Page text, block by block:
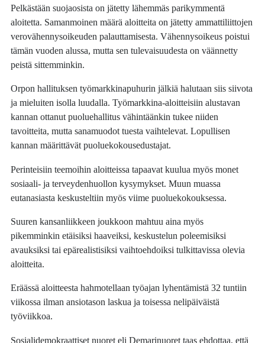
Pelkästään suojaosista on jätetty lähemmäs parikymmentä
aloitetta. Samanmoinen määrä aloitteita on jätetty ammattiliittojen
verovähennysoikeuden palauttamisesta. Vähennysoikeus poistui
tämän vuoden alussa, mutta sen tulevaisuudesta on väännetty
peistä sittemminkin.
Orpon hallituksen työmarkkinapuhurin jälkiä halutaan siis siivota
ja mieluiten isolla luudalla. Työmarkkina-aloitteisiin alustavan
kannan ottanut puoluehallitus vähintäänkin tukee niiden
tavoitteita, mutta sanamuodot tuesta vaihtelevat. Lopullisen
kannan määrittävät puoluekokousedustajat.
Perinteisiin teemoihin aloitteissa tapaavat kuulua myös monet
sosiaali- ja terveydenhuollon kysymykset. Muun muassa
eutanasiasta keskusteltiin myös viime puoluekokouksessa.
Suuren kansanliikkeen joukkoon mahtuu aina myös
pikemminkin etäisiksi haaveiksi, keskustelun poleemisiksi
avauksiksi tai epärealistisiksi vaihtoehdoiksi tulkittavissa olevia
aloitteita.
Eräässä aloitteesta hahmotellaan työajan lyhentämistä 32 tuntiin
viikossa ilman ansiotason laskua ja toisessa nelipäiväistä
työviikkoa.
Sosialidemokraattiset nuoret eli Demarinuoret taas ehdottaa, että